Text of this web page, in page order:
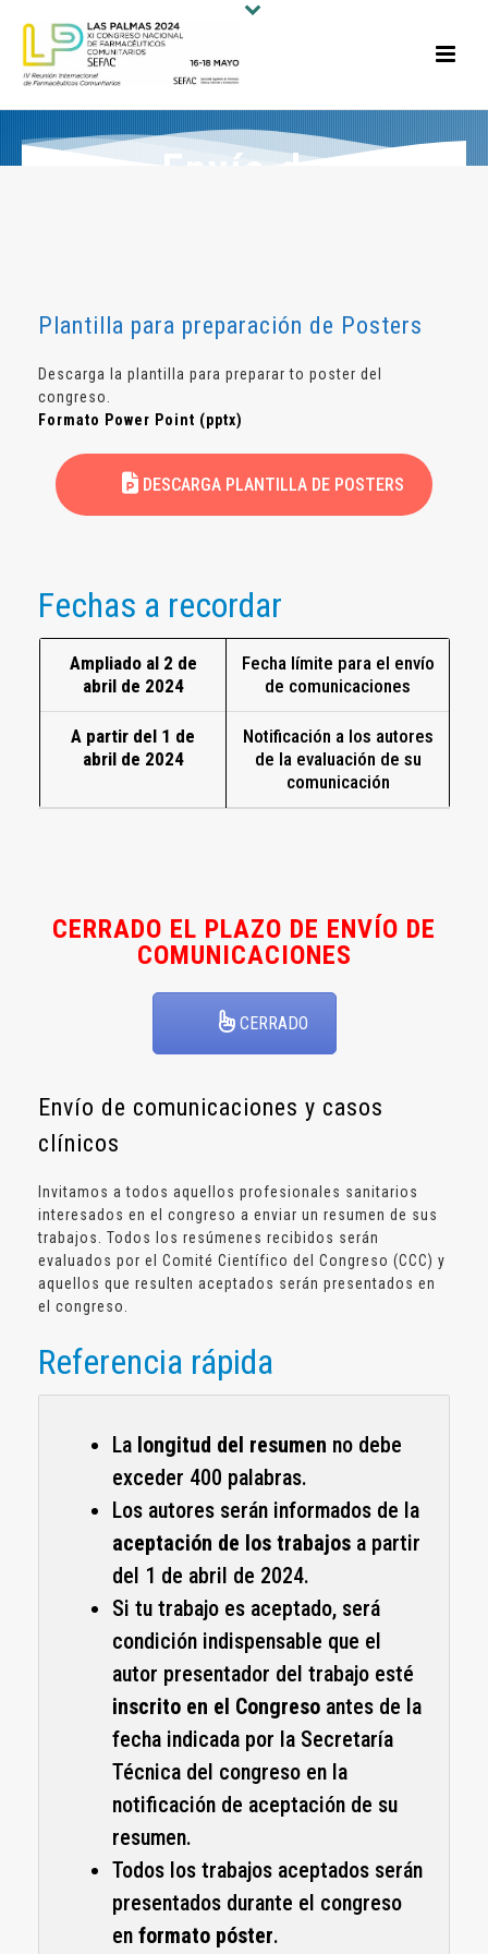
Envío de
Plantilla para preparación de Posters
Descarga la plantilla para preparar to poster del
congreso.
Formato Power Point (pptx)
DESCARGA PLANTILLA DE POSTERS
Fechas a recordar
Ampliado al 2 de
abril de 2024
Fecha límite para el envío
de comunicaciones
A partir del 1 de
abril de 2024
Notificación a los autores
de la evaluación de su
comunicación
CERRADO EL PLAZO DE ENVÍO DE
COMUNICACIONES
CERRADO
Envío de comunicaciones y casos
clínicos
Invitamos a todos aquellos profesionales sanitarios
interesados en el congreso a enviar un resumen de sus
trabajos. Todos los resúmenes recibidos serán
evaluados por el Comité Científico del Congreso (CCC) y
aquellos que resulten aceptados serán presentados en
el congreso.
Referencia rápida
La longitud del resumen no debe
exceder 400 palabras.
Los autores serán informados de la
aceptación de los trabajos a partir
del 1 de abril de 2024.
Si tu trabajo es aceptado, será
condición indispensable que el
autor presentador del trabajo esté
inscrito en el Congreso antes de la
fecha indicada por la Secretaría
Técnica del congreso en la
notificación de aceptación de su
resumen.
Todos los trabajos aceptados serán
presentados durante el congreso
en formato póster.